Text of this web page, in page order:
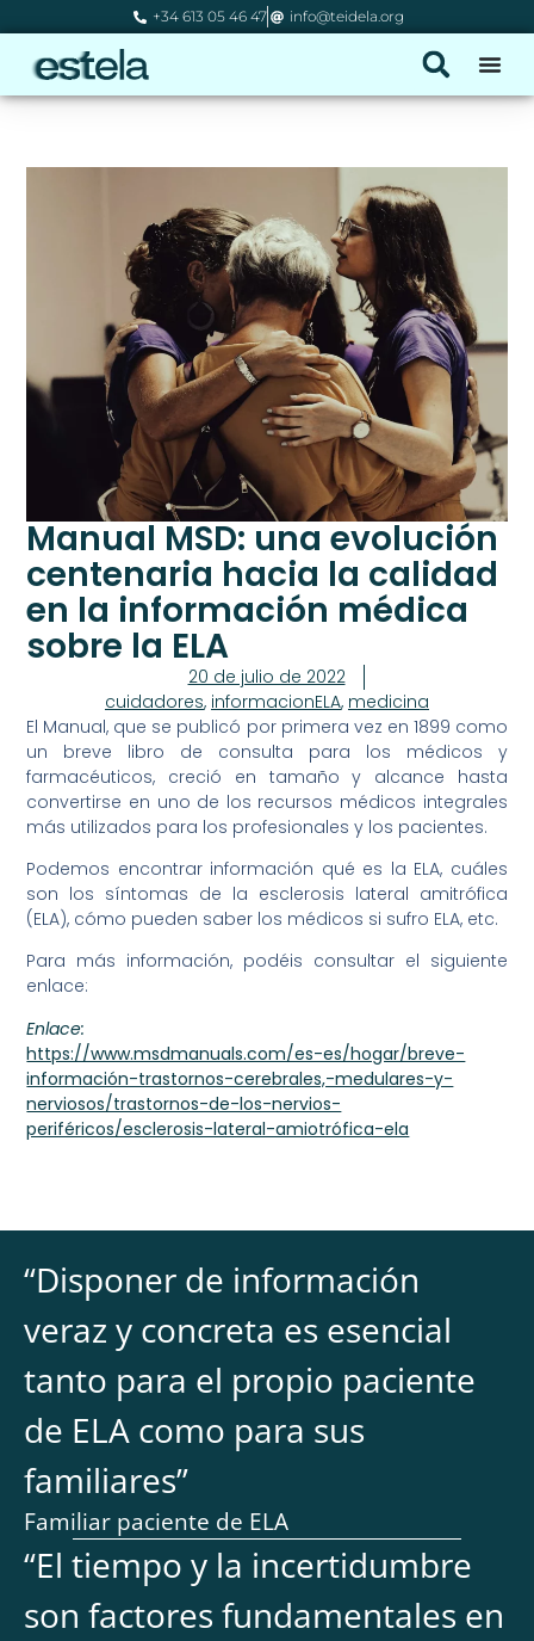
+34 613 05 46 47 info@teidela.org
Manual MSD: una evolución
centenaria hacia la calidad
en la información médica
sobre la ELA
20 de julio de 2022
cuidadores, informacionELA, medicina
El Manual, que se publicó por primera vez en 1899 como
un breve libro de consulta para los médicos y
farmacéuticos, creció en tamaño y alcance hasta
convertirse en uno de los recursos médicos integrales
más utilizados para los profesionales y los pacientes.
Podemos encontrar información qué es la ELA, cuáles
son los síntomas de la esclerosis lateral amitrófica
(ELA), cómo pueden saber los médicos si sufro ELA, etc.
Para más información, podéis consultar el siguiente
enlace:
Enlace:
https://www.msdmanuals.com/es-es/hogar/breve-
información-trastornos-cerebrales,-medulares-y-
nerviosos/trastornos-de-los-nervios-
periféricos/esclerosis-lateral-amiotrófica-ela
“Disponer de información
veraz y concreta es esencial
tanto para el propio paciente
de ELA como para sus
familiares”
Familiar paciente de ELA
“El tiempo y la incertidumbre
son factores fundamentales en